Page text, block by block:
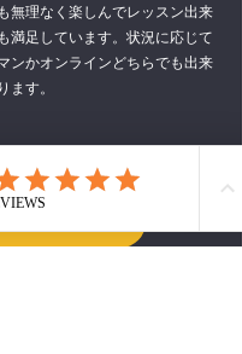
無理なく楽しんでレッスン出来
満足しています。状況に応じて
ンかオンラインどちらでも出来
ます。